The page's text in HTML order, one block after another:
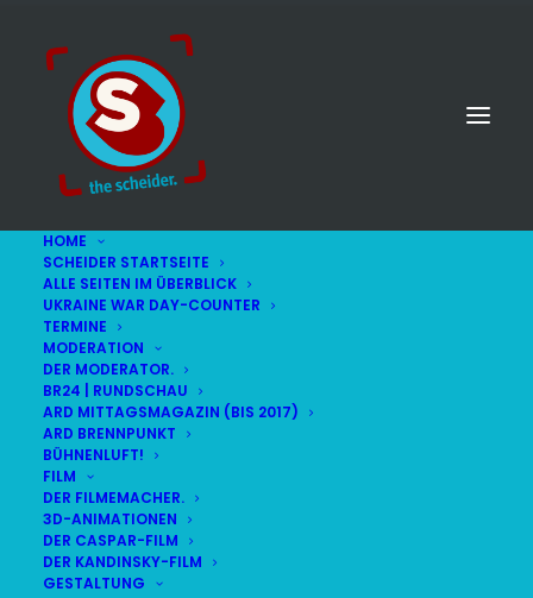
HOME
SCHEIDER STARTSEITE
ALLE SEITEN IM ÜBERBLICK
UKRAINE WAR DAY-COUNTER
TERMINE
MODERATION
DER MODERATOR.
BR24 | RUNDSCHAU
ARD MITTAGSMAGAZIN (BIS 2017)
ARD BRENNPUNKT
BÜHNENLUFT!
FILM
DER FILMEMACHER.
3D-ANIMATIONEN
DER CASPAR-FILM
DER KANDINSKY-FILM
GESTALTUNG
Tatort